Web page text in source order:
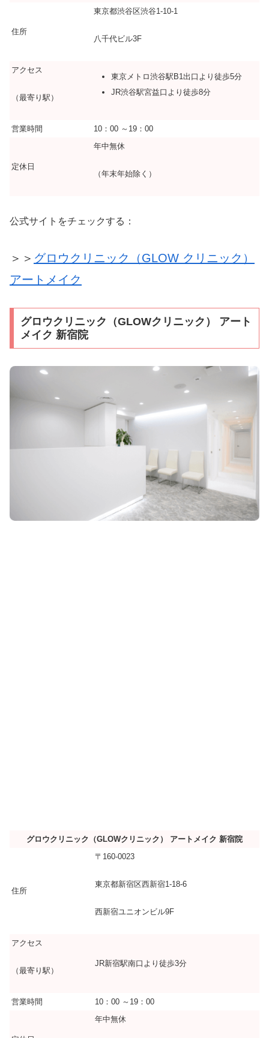
住所
東京都渋谷区渋谷1-10-1
八千代ビル3F
アクセス
（最寄り駅）
東京メトロ渋谷駅B1出口より徒歩5分
JR渋谷駅宮益口より徒歩8分
営業時間 10：00 ～19：00
定休日
年中無休
（年末年始除く）
公式サイトをチェックする：
＞＞ グロウクリニック（GLOW クリニック）
アートメイク
グロウクリニック（GLOWクリニック） アート
メイク 新宿院
グロウクリニック（GLOWクリニック） アートメイク 新宿院
住所
〒160-0023
東京都新宿区西新宿1-18-6
西新宿ユニオンビル9F
アクセス
（最寄り駅）
JR新宿駅南口より徒歩3分
営業時間 10：00 ～19：00
年中無休